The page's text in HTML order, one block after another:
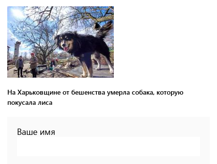
На Харьковщине от бешенства умерла собака, которую
покусала лиса
Ваше имя